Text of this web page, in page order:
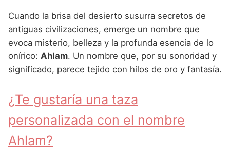
Nombres de Niña que empiezan por D
Nombres de Niña que empiezan por E
Nombres de Niña que empiezan por F
Nombres de Niña que empiezan por H
Nombres de Niña que empiezan por I
Nombres de Niña que empiezan por J
Nombres de Niña Griegos
Nombres de Niña Mitológicos
Nombres de Niña Vikingos
Nombres de Niña Americanos
Nombres de Niña Chinos
Nombres de Niña Franceses
Nombres de Niña Ingleses
Nombres de Niña Italianos
Nombres de Niña Andaluces
Nombres de Niña Aragoneses
Nombres de Niña Asturianos
Nombres de Niña Canarios
Nombres de Niña Cantabros
Buscar
Cuando la brisa del desierto susurra secretos de
antiguas civilizaciones, emerge un nombre que
evoca misterio, belleza y la profunda esencia de lo
onírico: Ahlam. Un nombre que, por su sonoridad y
significado, parece tejido con hilos de oro y fantasía.
¿Te gustaría una taza
personalizada con el nombre
Ahlam?